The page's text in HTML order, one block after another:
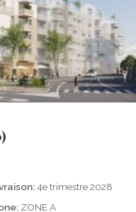
4e trimestre 2028
ZONE A